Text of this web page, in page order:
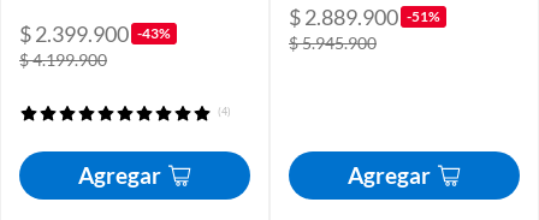
$ 2.399.900 -43%
$ 4.199.900
(4)
Agregar
$ 2.889.900 -51%
$ 5.945.900
Agregar